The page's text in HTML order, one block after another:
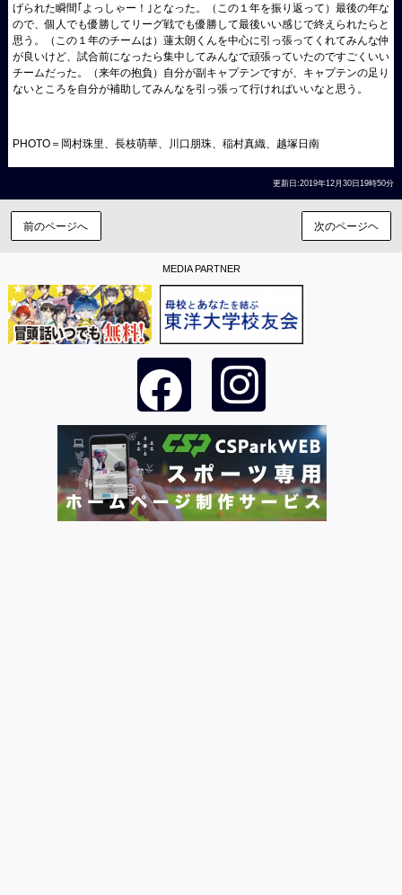
げられた瞬間｢よっしゃー！｣となった。（この１年を振り返って）最後の年な
ので、個人でも優勝してリーグ戦でも優勝して最後いい感じで終えられたらと
思う。（この１年のチームは）蓮太朗くんを中心に引っ張ってくれてみんな仲
が良いけど、試合前になったら集中してみんなで頑張っていたのですごくいい
チームだった。（来年の抱負）自分が副キャプテンですが、キャプテンの足り
ないところを自分が補助してみんなを引っ張って行ければいいなと思う。
PHOTO＝岡村珠里、長枝萌華、川口朋珠、稲村真織、越塚日南
更新日:2019年12月30日19時50分
前のページへ 次のページヘ
MEDIA PARTNER